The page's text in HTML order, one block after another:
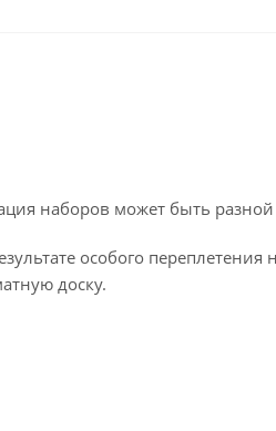
наборов может быть разной
особого
доску.